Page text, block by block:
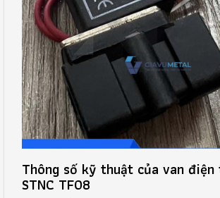
Thông số kỹ thuật của van
STNC TF08